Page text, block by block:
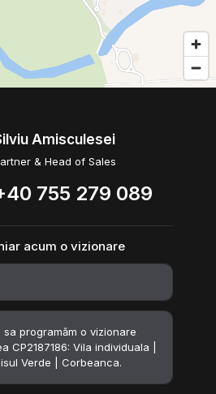
Amisculesei
& Head of Sales
755 279 089
acum o vizionare